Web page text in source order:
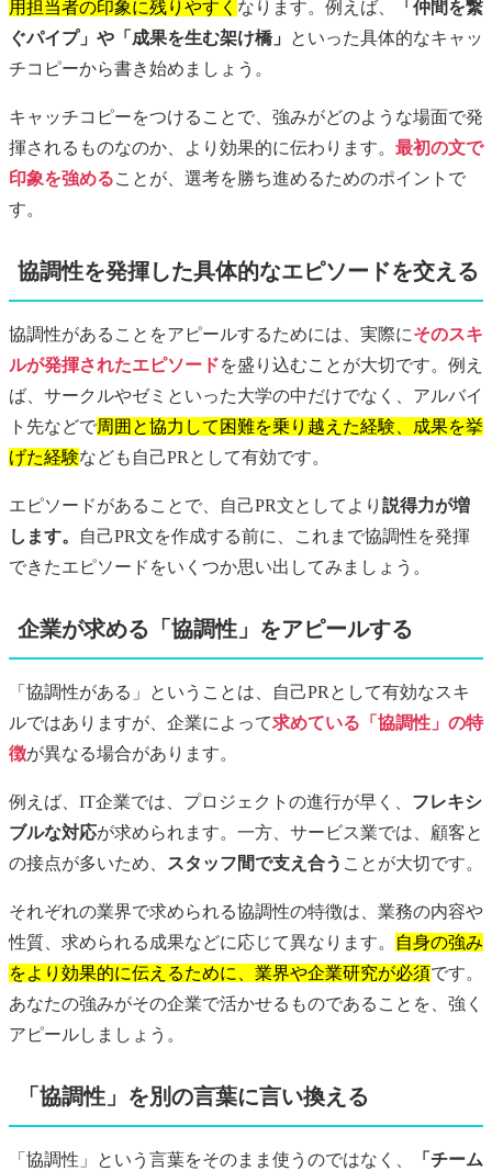
用担当者の印象に残りやすく なります。例えば、
「仲間を繋
ぐパイプ」や「成果を生む架け橋」
といった具体的なキャッ
チコピーから書き始めましょう。
キャッチコピーをつけることで、強みがどのような場面で発
揮されるものなのか、より効果的に伝わります。 最初の文で
印象を強めることが、選考を勝ち進めるためのポイントで
す。
協調性を発揮した具体的なエピソードを交える
協調性があることをアピールするためには、実際にそのスキ
ルが発揮されたエピソードを盛り込むことが大切です。例え
ば、サークルやゼミといった大学の中だけでなく、アルバイ
ト先などで周囲と協力して困難を乗り越えた経験、成果を挙
げた経験なども自己PRとして有効です。
エピソードがあることで、自己PR文としてより 説得力が増
します。
自己PR文を作成する前に、これまで協調性を発揮
できたエピソードをいくつか思い出してみましょう。
企業が求める「協調性」をアピールする
「協調性がある」ということは、自己PRとして有効なスキ
ルではありますが、企業によって求めている「協調性」の特
徴が異なる場合があります。
例えば、IT企業では、プロジェクトの進行が早く、 フレキシ
ブルな対応が求められます。一方、サービス業では、顧客と
の接点が多いため、
スタッフ間で支え合う ことが大切です。
それぞれの業界で求められる協調性の特徴は、業務の内容や
性質、求められる成果などに応じて異なります。
自身の強み
をより効果的に伝えるために、業界や企業研究が必須です。
あなたの強みがその企業で活かせるものであることを、強く
アピールしましょう。
「協調性」を別の言葉に言い換える
「協調性」という言葉をそのまま使うのではなく、
「チーム